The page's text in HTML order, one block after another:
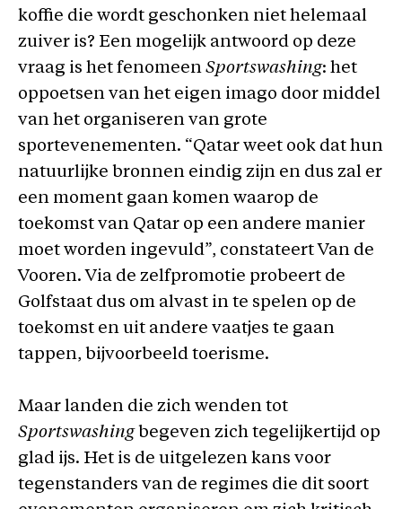
koffie die wordt geschonken niet helemaal
zuiver is? Een mogelijk antwoord op deze
vraag is het fenomeen Sportswashing: het
oppoetsen van het eigen imago door middel
van het organiseren van grote
sportevenementen. “Qatar weet ook dat hun
natuurlijke bronnen eindig zijn en dus zal er
een moment gaan komen waarop de
toekomst van Qatar op een andere manier
moet worden ingevuld”, constateert Van de
Vooren. Via de zelfpromotie probeert de
Golfstaat dus om alvast in te spelen op de
toekomst en uit andere vaatjes te gaan
tappen, bijvoorbeeld toerisme.
Maar landen die zich wenden tot
Sportswashingbegeven zich tegelijkertijd op
glad ijs. Het is de uitgelezen kans voor
tegenstanders van de regimes die dit soort